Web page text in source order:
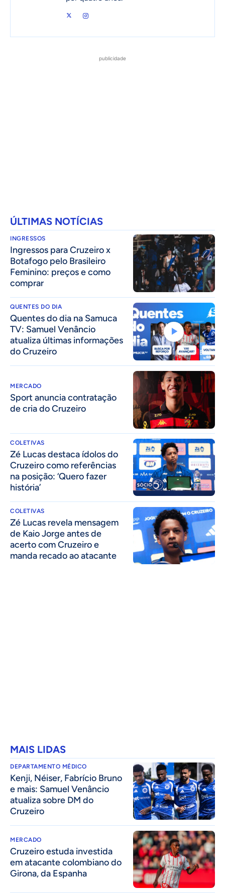
publicidade
ÚLTIMAS NOTÍCIAS
INGRESSOS
Ingressos para Cruzeiro x
Botafogo pelo Brasileiro
Feminino: preços e como
comprar
QUENTES DO DIA
Quentes do dia na Samuca
TV: Samuel Venâncio
atualiza últimas informações
do Cruzeiro
MERCADO
Sport anuncia contratação
de cria do Cruzeiro
COLETIVAS
Zé Lucas destaca ídolos do
Cruzeiro como referências
na posição: ‘Quero fazer
história’
COLETIVAS
Zé Lucas revela mensagem
de Kaio Jorge antes de
acerto com Cruzeiro e
manda recado ao atacante
MAIS LIDAS
DEPARTAMENTO MÉDICO
Kenji, Néiser, Fabrício Bruno
e mais: Samuel Venâncio
atualiza sobre DM do
Cruzeiro
MERCADO
Cruzeiro estuda investida
em atacante colombiano do
Girona, da Espanha